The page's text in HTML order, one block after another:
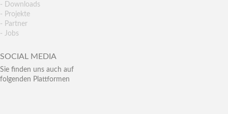
- Downloads
- Projekte
- Partner
- Jobs
SOCIAL MEDIA
Sie finden uns auch auf
folgenden Plattformen